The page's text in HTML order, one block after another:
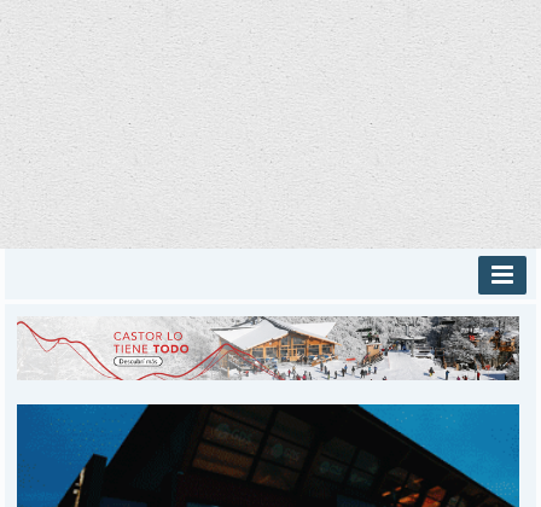
INICIO
PROVINCIALES
DEPORTES
POLICIALES
I-DIARIO